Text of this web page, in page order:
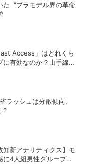
た〝プラモデル界の革命
Access」はどれくら
に有効なのか？山手線沿
ラッシュは分散傾向、
知新アナリティクス】モ
に4人組男性グループの